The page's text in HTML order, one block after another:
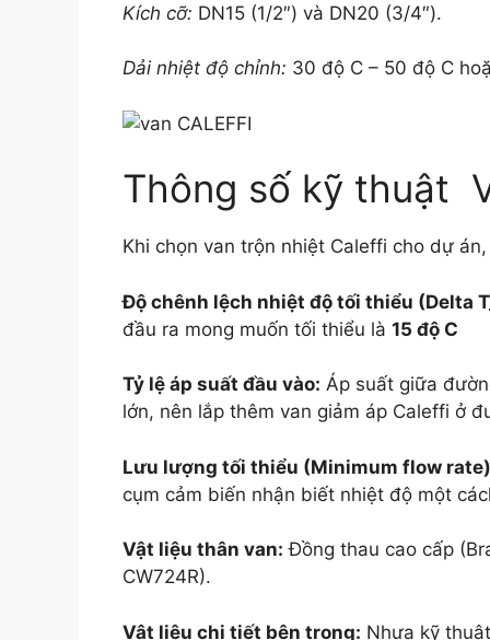
Kích cỡ: DN15 (1/2″) và DN20 (3/4″).
Dải nhiệt độ chỉnh: 30 độ C – 50 độ C
Thông số kỹ thuật
Khi chọn van trộn nhiệt Caleffi cho dự
Độ chênh lệch nhiệt độ tối thiểu (Delta
đầu ra mong muốn tối thiểu là 15 độ C
Tỷ lệ áp suất đầu vào: Áp suất giữa
lớn, nên lắp thêm van giảm áp Caleffi ở
Lưu lượng tối thiểu (Minimum flow
cụm cảm biến nhận biết nhiệt độ một
Vật liệu thân van: Đồng thau cao cấp
CW724R).
Vật liệu chi tiết bên trong: Nhựa kỹ